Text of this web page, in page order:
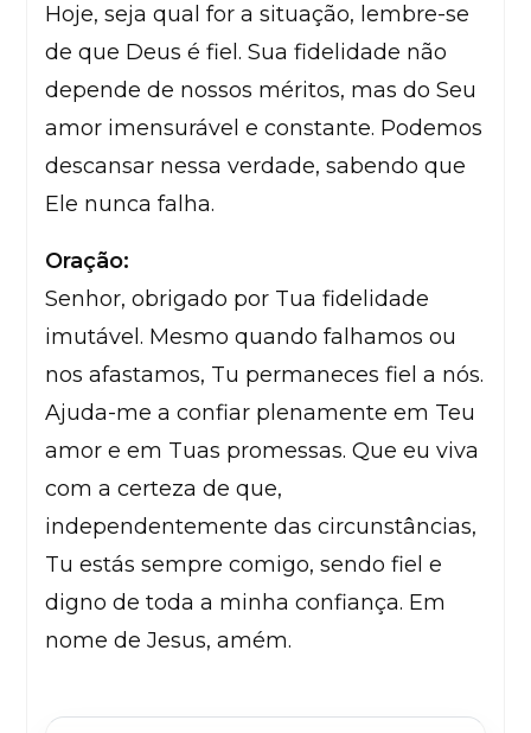
Hoje, seja qual for a situação, lembre-se
de que Deus é fiel. Sua fidelidade não
depende de nossos méritos, mas do Seu
amor imensurável e constante. Podemos
descansar nessa verdade, sabendo que
Ele nunca falha.
Oração:
Senhor, obrigado por Tua fidelidade
imutável. Mesmo quando falhamos ou
nos afastamos, Tu permaneces fiel a nós.
Ajuda-me a confiar plenamente em Teu
amor e em Tuas promessas. Que eu viva
com a certeza de que,
independentemente das circunstâncias,
Tu estás sempre comigo, sendo fiel e
digno de toda a minha confiança. Em
nome de Jesus, amém.